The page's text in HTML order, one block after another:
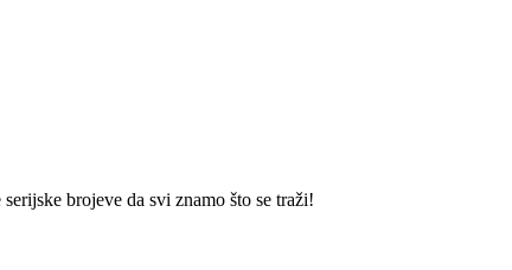
brojeve da svi znamo što se traži!